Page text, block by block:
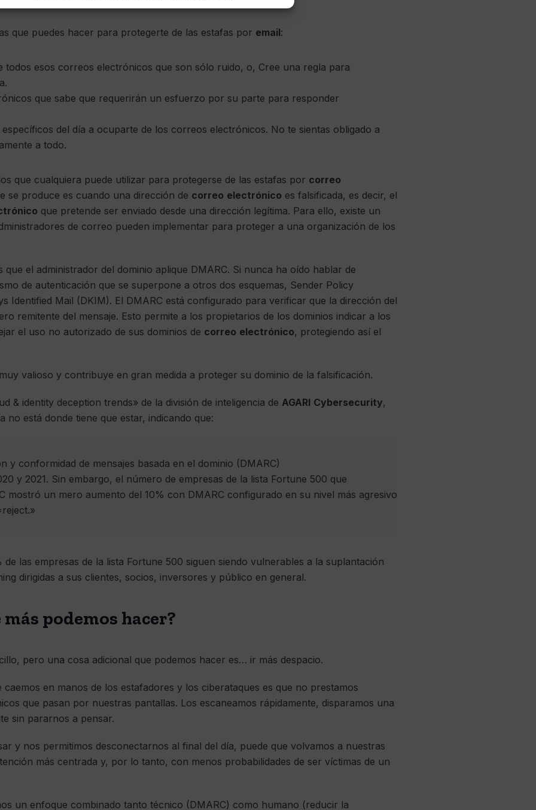
que puedes hacer para protegerte de las estafas por email:
todos esos correos electrónicos que son sólo ruido, o, Cree una regla para
que sabe que requerirán un esfuerzo por su parte para responder
específicos del día a ocuparte de los correos electrónicos. No te sientas obligado a
a todo.
que cualquiera puede utilizar para protegerse de las estafas por correo
se produce es cuando una dirección de correo electrónico es falsificada, es decir, el
que pretende ser enviado desde una dirección legítima. Para ello, existe un
de correo pueden implementar para proteger a una organización de los
el administrador del dominio aplique DMARC. Si nunca ha oído hablar de
de autenticación que se superpone a otros dos esquemas, Sender Policy
Identified Mail (DKIM). El DMARC está configurado para verificar que la dirección del
remitente del mensaje. Esto permite a los propietarios de los dominios indicar a los
el uso no autorizado de sus dominios de correo electrónico, protegiendo así el
valioso y contribuye en gran medida a proteger su dominio de la falsificación.
& identity deception trends» de la división de inteligencia de AGARI Cybersecurity,
no está donde tiene que estar, indicando que:
y conformidad de mensajes basada en el dominio (DMARC)
y 2021. Sin embargo, el número de empresas de la lista Fortune 500 que
mostró un mero aumento del 10% con DMARC configurado en su nivel más agresivo
las empresas de la lista Fortune 500 siguen siendo vulnerables a la suplantación
dirigidas a sus clientes, socios, inversores y público en general.
podemos hacer?
pero una cosa adicional que podemos hacer es… ir más despacio.
en manos de los estafadores y los ciberataques es que no prestamos
que pasan por nuestras pantallas. Los escaneamos rápidamente, disparamos una
sin pararnos a pensar.
y nos permitimos desconectarnos al final del día, puede que volvamos a nuestras
más centrada y, por lo tanto, con menos probabilidades de ser víctimas de un
un enfoque combinado tanto técnico (DMARC) como humano (reducir la